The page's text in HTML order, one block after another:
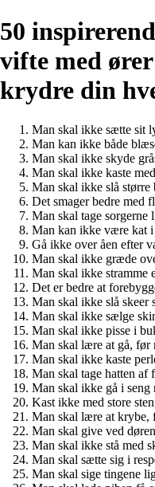
50
vifte med
krydre din
Man skal ikke sætte sit
Man kan ikke både
Man skal ikke skyde
Man skal ikke kaste
Man skal ikke slå større
Det smager bedre med
Man skal tage sorgerne
Man kan ikke være kat
Gå ikke over åen efter
Man skal ikke græde
Man skal ikke stramme
Det er bedre at
Man skal ikke slå skeer
Man skal ikke sælge
Man skal ikke pisse i
Man skal lære at gå, før
Man skal ikke kaste
Man skal tage hatten af
Man skal ikke gå i seng
Kast ikke med store
Man skal lære at krybe,
Man skal give ved
Man skal ikke stå med
Man skal sætte sig i
Man skal sige tingene